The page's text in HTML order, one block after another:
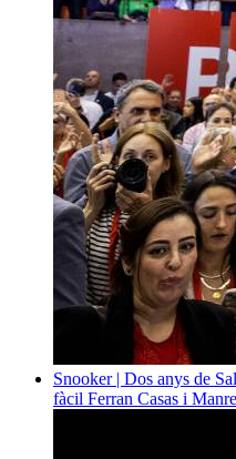
Snooker | Dos anys de
fàcil Ferran Casas i